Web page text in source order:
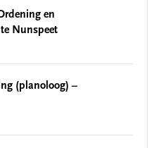
en
Nunspeet
(planoloog) –